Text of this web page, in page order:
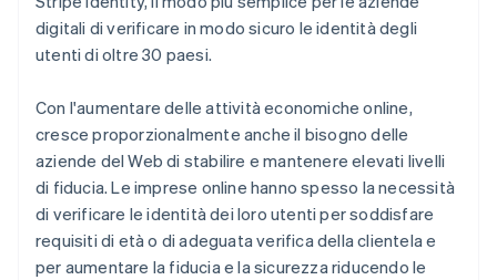
Scopri come Stripe sta costruendo l'infrastruttura
Guarda ora
digitali di verificare in modo sicuro le identità degli
utenti di oltre 30 paesi.
Con l'aumentare delle attività economiche online,
cresce proporzionalmente anche il bisogno delle
aziende del Web di stabilire e mantenere elevati livelli
di fiducia. Le imprese online hanno spesso la necessità
di verificare le identità dei loro utenti per soddisfare
requisiti di età o di adeguata verifica della clientela e
per aumentare la fiducia e la sicurezza riducendo le